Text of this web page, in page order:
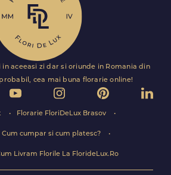
aceeasi zi dar si oriunde in Romania din
cea mai buna florarie online!
Florarie FloriDeLux Brasov
Cum cumpar si cum platesc?
Livram Florile La FlorideLux.Ro